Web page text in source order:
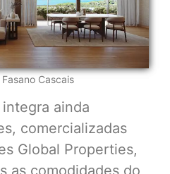
Cascais
integra ainda
comercializadas
Global Properties,